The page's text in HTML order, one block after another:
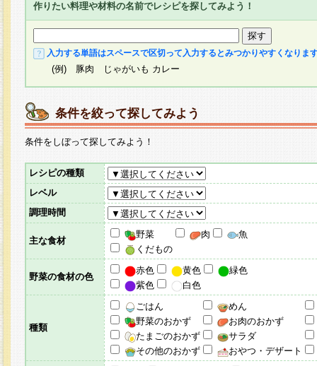
作りたい料理や材料の名前でレシピを探してみよう！
入力する単語はスペースで区切って入力するとみつかりやすくなりま
(例) 豚肉 じゃがいも カレー
条件を絞って探してみよう
条件をしぼって探してみよう！
レシピの種類
レベル
調理時間
主な食材
野菜 肉
魚
くだもの
野菜の食材の色
赤色 黄色
緑色
紫色
白色
種類
ごはん
めん
野菜のおかず
お肉のおかず
たまごのおかず
サラダ
その他のおかず
おやつ・デザート